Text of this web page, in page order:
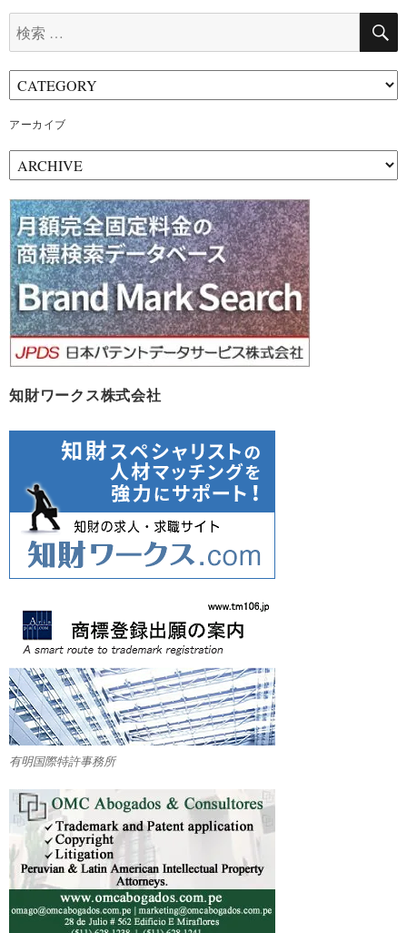
索:
アーカイブ
ー
カ
イ
ブ
知財ワークス株式会社
有明国際特許事務所